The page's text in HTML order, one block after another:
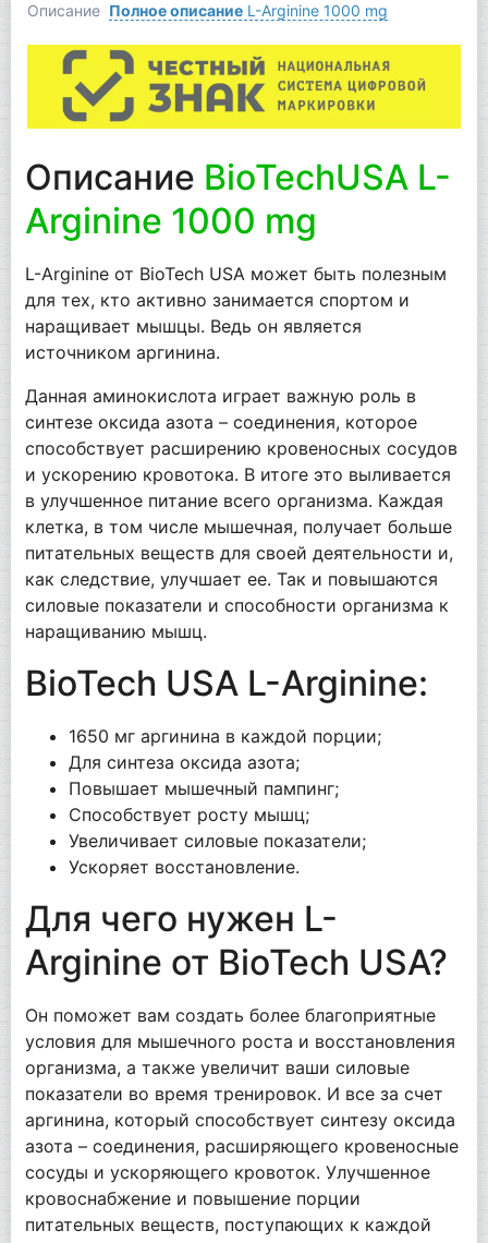
Описание Полное описаниеL-Arginine 1000 mg
Описание BioTechUSA L-
Arginine 1000 mg
L-Arginine от BioTech USA может быть полезным
для тех, кто активно занимается спортом и
наращивает мышцы. Ведь он является
источником аргинина.
Данная аминокислота играет важную роль в
синтезе оксида азота – соединения, которое
способствует расширению кровеносных сосудов
и ускорению кровотока. В итоге это выливается
в улучшенное питание всего организма. Каждая
клетка, в том числе мышечная, получает больше
питательных веществ для своей деятельности и,
как следствие, улучшает ее. Так и повышаются
силовые показатели и способности организма к
наращиванию мышц.
BioTech USA L-Arginine:
1650 мг аргинина в каждой порции;
Для синтеза оксида азота;
Повышает мышечный пампинг;
Способствует росту мышц;
Увеличивает силовые показатели;
Ускоряет восстановление.
Для чего нужен L-
Arginine от BioTech USA?
Он поможет вам создать более благоприятные
условия для мышечного роста и восстановления
организма, а также увеличит ваши силовые
показатели во время тренировок. И все за счет
аргинина, который способствует синтезу оксида
азота – соединения, расширяющего кровеносные
сосуды и ускоряющего кровоток. Улучшенное
кровоснабжение и повышение порции
питательных веществ, поступающих к каждой